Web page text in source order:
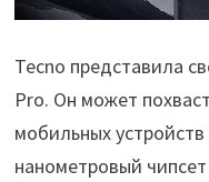
Tecno представила
Pro. Он может
мобильных
нанометровый